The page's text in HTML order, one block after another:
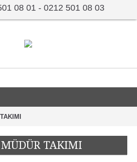
08 01 - 0212 501 08 03
TAKIMI